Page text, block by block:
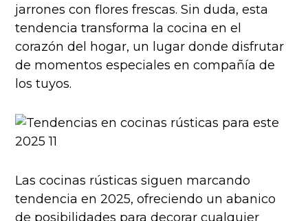
jarrones con flores frescas. Sin duda, esta
tendencia transforma la cocina en el
corazón del hogar, un lugar donde disfrutar
de momentos especiales en compañía de
los tuyos.
Las cocinas rústicas siguen marcando
tendencia en 2025, ofreciendo un abanico
de posibilidades para decorar cualquier